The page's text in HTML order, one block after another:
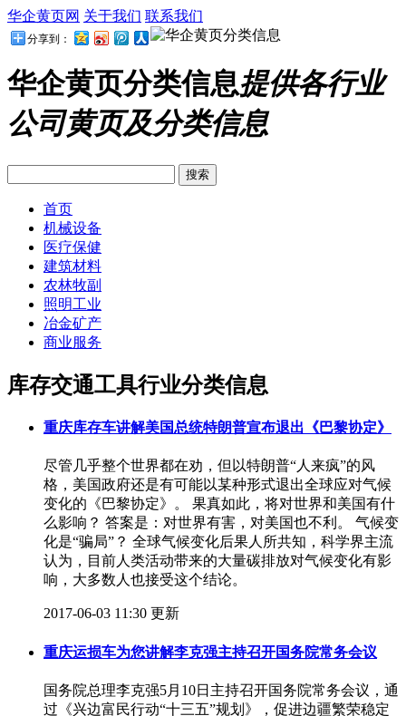
华企黄页网 关于我们 联系我们
分享到：
华企黄页分类信息提供各行业
公司黄页及分类信息
首页
机械设备
医疗保健
建筑材料
农林牧副
照明工业
冶金矿产
商业服务
库存交通工具行业分类信息
重庆库存车讲解美国总统特朗普宣布退出《巴黎协定》
​尽管几乎整个世界都在劝，但以特朗普“人来疯”的风
格，美国政府还是有可能以某种形式退出全球应对气候
变化的《巴黎协定》。 果真如此，将对世界和美国有什
么影响？ 答案是：对世界有害，对美国也不利。 气候变
化是“骗局”？ 全球气候变化后果人所共知，科学界主流
认为，目前人类活动带来的大量碳排放对气候变化有影
响，大多数人也接受这个结论。
2017-06-03 11:30 更新
重庆运损车为您讲解李克强主持召开国务院常务会议
​国务院总理李克强5月10日主持召开国务院常务会议，通
过《兴边富民行动“十三五”规划》，促进边疆繁荣稳定